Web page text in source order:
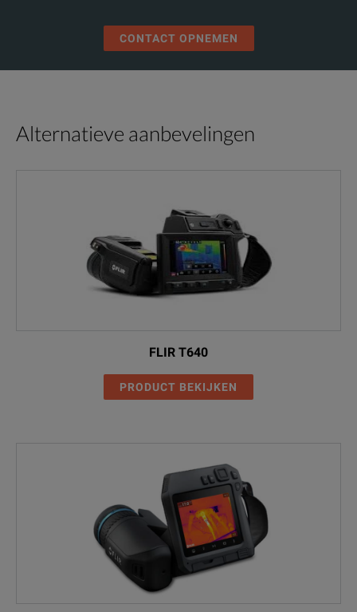
CONTACT OPNEMEN
Alternatieve aanbevelingen
FLIR T640
PRODUCT BEKIJKEN